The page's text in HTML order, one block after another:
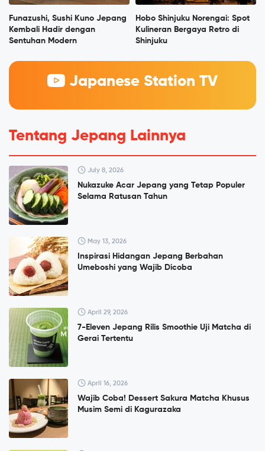
Funazushi, Sushi Kuno Jepang
Kembali Hadir dengan
Sentuhan Modern
Hobo Shinjuku Norengai: Spot
Kulineran Bergaya Retro di
Shinjuku
Japanese Station TV
Tentang Jepang Lainnya
July 8, 2026
Nukazuke Acar Jepang yang Tetap Populer
Selama Ratusan Tahun
May 13, 2026
Inspirasi Hidangan Jepang Berbahan
Umeboshi yang Wajib Dicoba
April 29, 2026
7-Eleven Jepang Rilis Smoothie Uji Matcha di
Gerai Tertentu
April 16, 2026
Wajib Coba! Dessert Sakura Matcha Khusus
Musim Semi di Kagurazaka